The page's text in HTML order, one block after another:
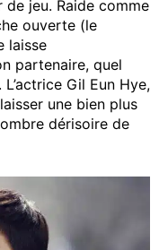
jeu. Raide comme
ouverte (le
laisse
partenaire, quel
Gil Eun Hye,
une bien plus
dérisoire de